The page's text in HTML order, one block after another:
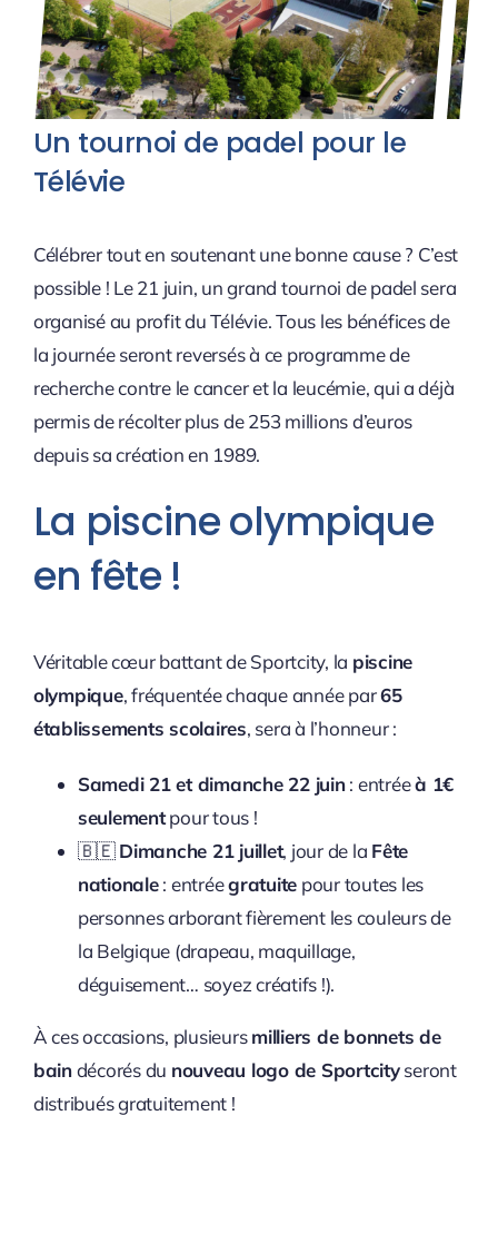
Un tournoi de padel pour le
Télévie
Célébrer tout en soutenant une bonne cause ? C’est
possible ! Le 21 juin, un grand tournoi de padel sera
organisé au profit du Télévie. Tous les bénéfices de
la journée seront reversés à ce programme de
recherche contre le cancer et la leucémie, qui a déjà
permis de récolter plus de 253 millions d’euros
depuis sa création en 1989.
La piscine olympique
en fête !
Véritable cœur battant de Sportcity, la piscine
olympique, fréquentée chaque année par65
établissements scolaires, sera à l’honneur :
Samedi 21 et dimanche 22 juin: entréeà 1€
seulementpour tous !
🇧🇪Dimanche 21 juillet, jour de la Fête
nationale: entréegratuite pour toutes les
personnes arborant fièrement les couleurs de
la Belgique (drapeau, maquillage,
déguisement… soyez créatifs !).
À ces occasions, plusieursmilliers de bonnets de
baindécorés du nouveau logo de Sportcityseront
distribués gratuitement !